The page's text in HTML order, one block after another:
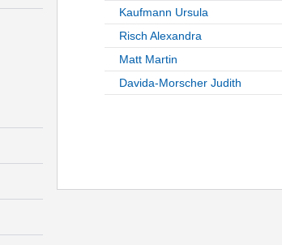
Kaufmann Ursula
Risch Alexandra
Matt Martin
Davida-Morscher Judith